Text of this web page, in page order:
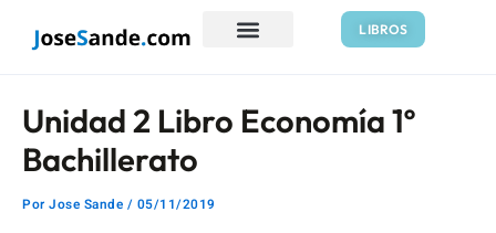
LIBROS
Unidad 2 Libro Economía 1º
Bachillerato
Por Jose Sande / 05/11/2019
de